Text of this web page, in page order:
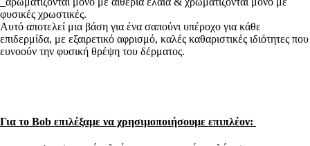
φυσικές χρωστικές.
Αυτό αποτελεί μια βάση για ένα σαπούνι υπέροχο για κάθε
επιδερμίδα, με εξαιρετικό αφρισμό, καλές καθαριστικές ιδιότητες που
ευνοούν την φυσική θρέψη του δέρματος.
Για το Bob επιλέξαμε να χρησιμοποιήσουμε επιπλέον: